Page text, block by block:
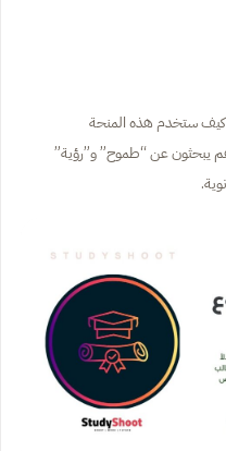
كيف ستخدم هذه المنحة
عن “طموح” و”رؤية”